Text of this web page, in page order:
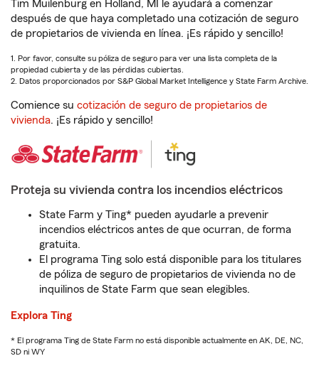
Tim Muilenburg en Holland, MI le ayudará a comenzar
después de que haya completado una cotización de seguro
de propietarios de vivienda en línea. ¡Es rápido y sencillo!
1. Por favor, consulte su póliza de seguro para ver una lista completa de la
propiedad cubierta y de las pérdidas cubiertas.
2. Datos proporcionados por S&P Global Market Intelligence y State Farm Archive.
Comience su cotización de seguro de propietarios de
vivienda. ¡Es rápido y sencillo!
Proteja su vivienda contra los incendios eléctricos
State Farm y Ting* pueden ayudarle a prevenir
incendios eléctricos antes de que ocurran, de forma
gratuita.
El programa Ting solo está disponible para los titulares
de póliza de seguro de propietarios de vivienda no de
inquilinos de State Farm que sean elegibles.
Explora Ting
* El programa Ting de State Farm no está disponible actualmente en AK, DE, NC,
SD ni WY